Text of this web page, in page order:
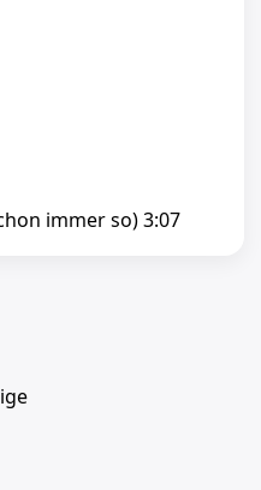
immer so) 3:07